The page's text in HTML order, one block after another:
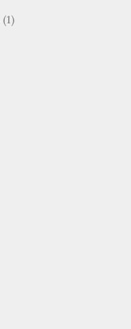
(1)